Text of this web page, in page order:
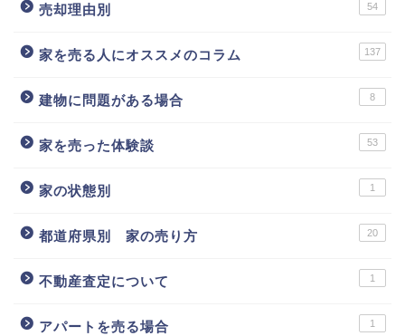
売却理由別 54
家を売る人にオススメのコラム 137
建物に問題がある場合 8
家を売った体験談 53
家の状態別 1
都道府県別 家の売り方 20
不動産査定について 1
アパートを売る場合 1